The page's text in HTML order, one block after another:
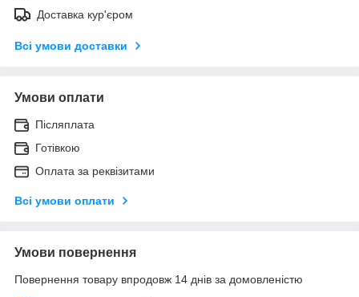
Доставка кур'єром
Всі умови доставки
Умови оплати
Післяплата
Готівкою
Оплата за реквізитами
Всі умови оплати
Умови повернення
Повернення товару впродовж 14 днів за домовленістю